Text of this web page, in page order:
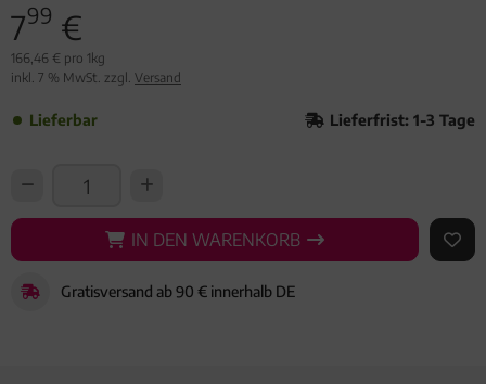
799 €
166,46 € pro 1kg
inkl. 7 % MwSt. zzgl. Versand
Lieferbar Lieferfrist: 1-3 Tage
IN DEN WARENKORB
IN DEN WARENKORB AUF
Gratisversand ab 90 € innerhalb DE